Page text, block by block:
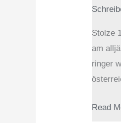
Stolze
am
ringer
Anger
Read